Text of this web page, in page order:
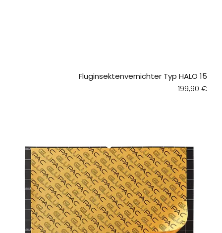
Fluginsektenvernichter Typ HALO 15
Regular
199,90 €